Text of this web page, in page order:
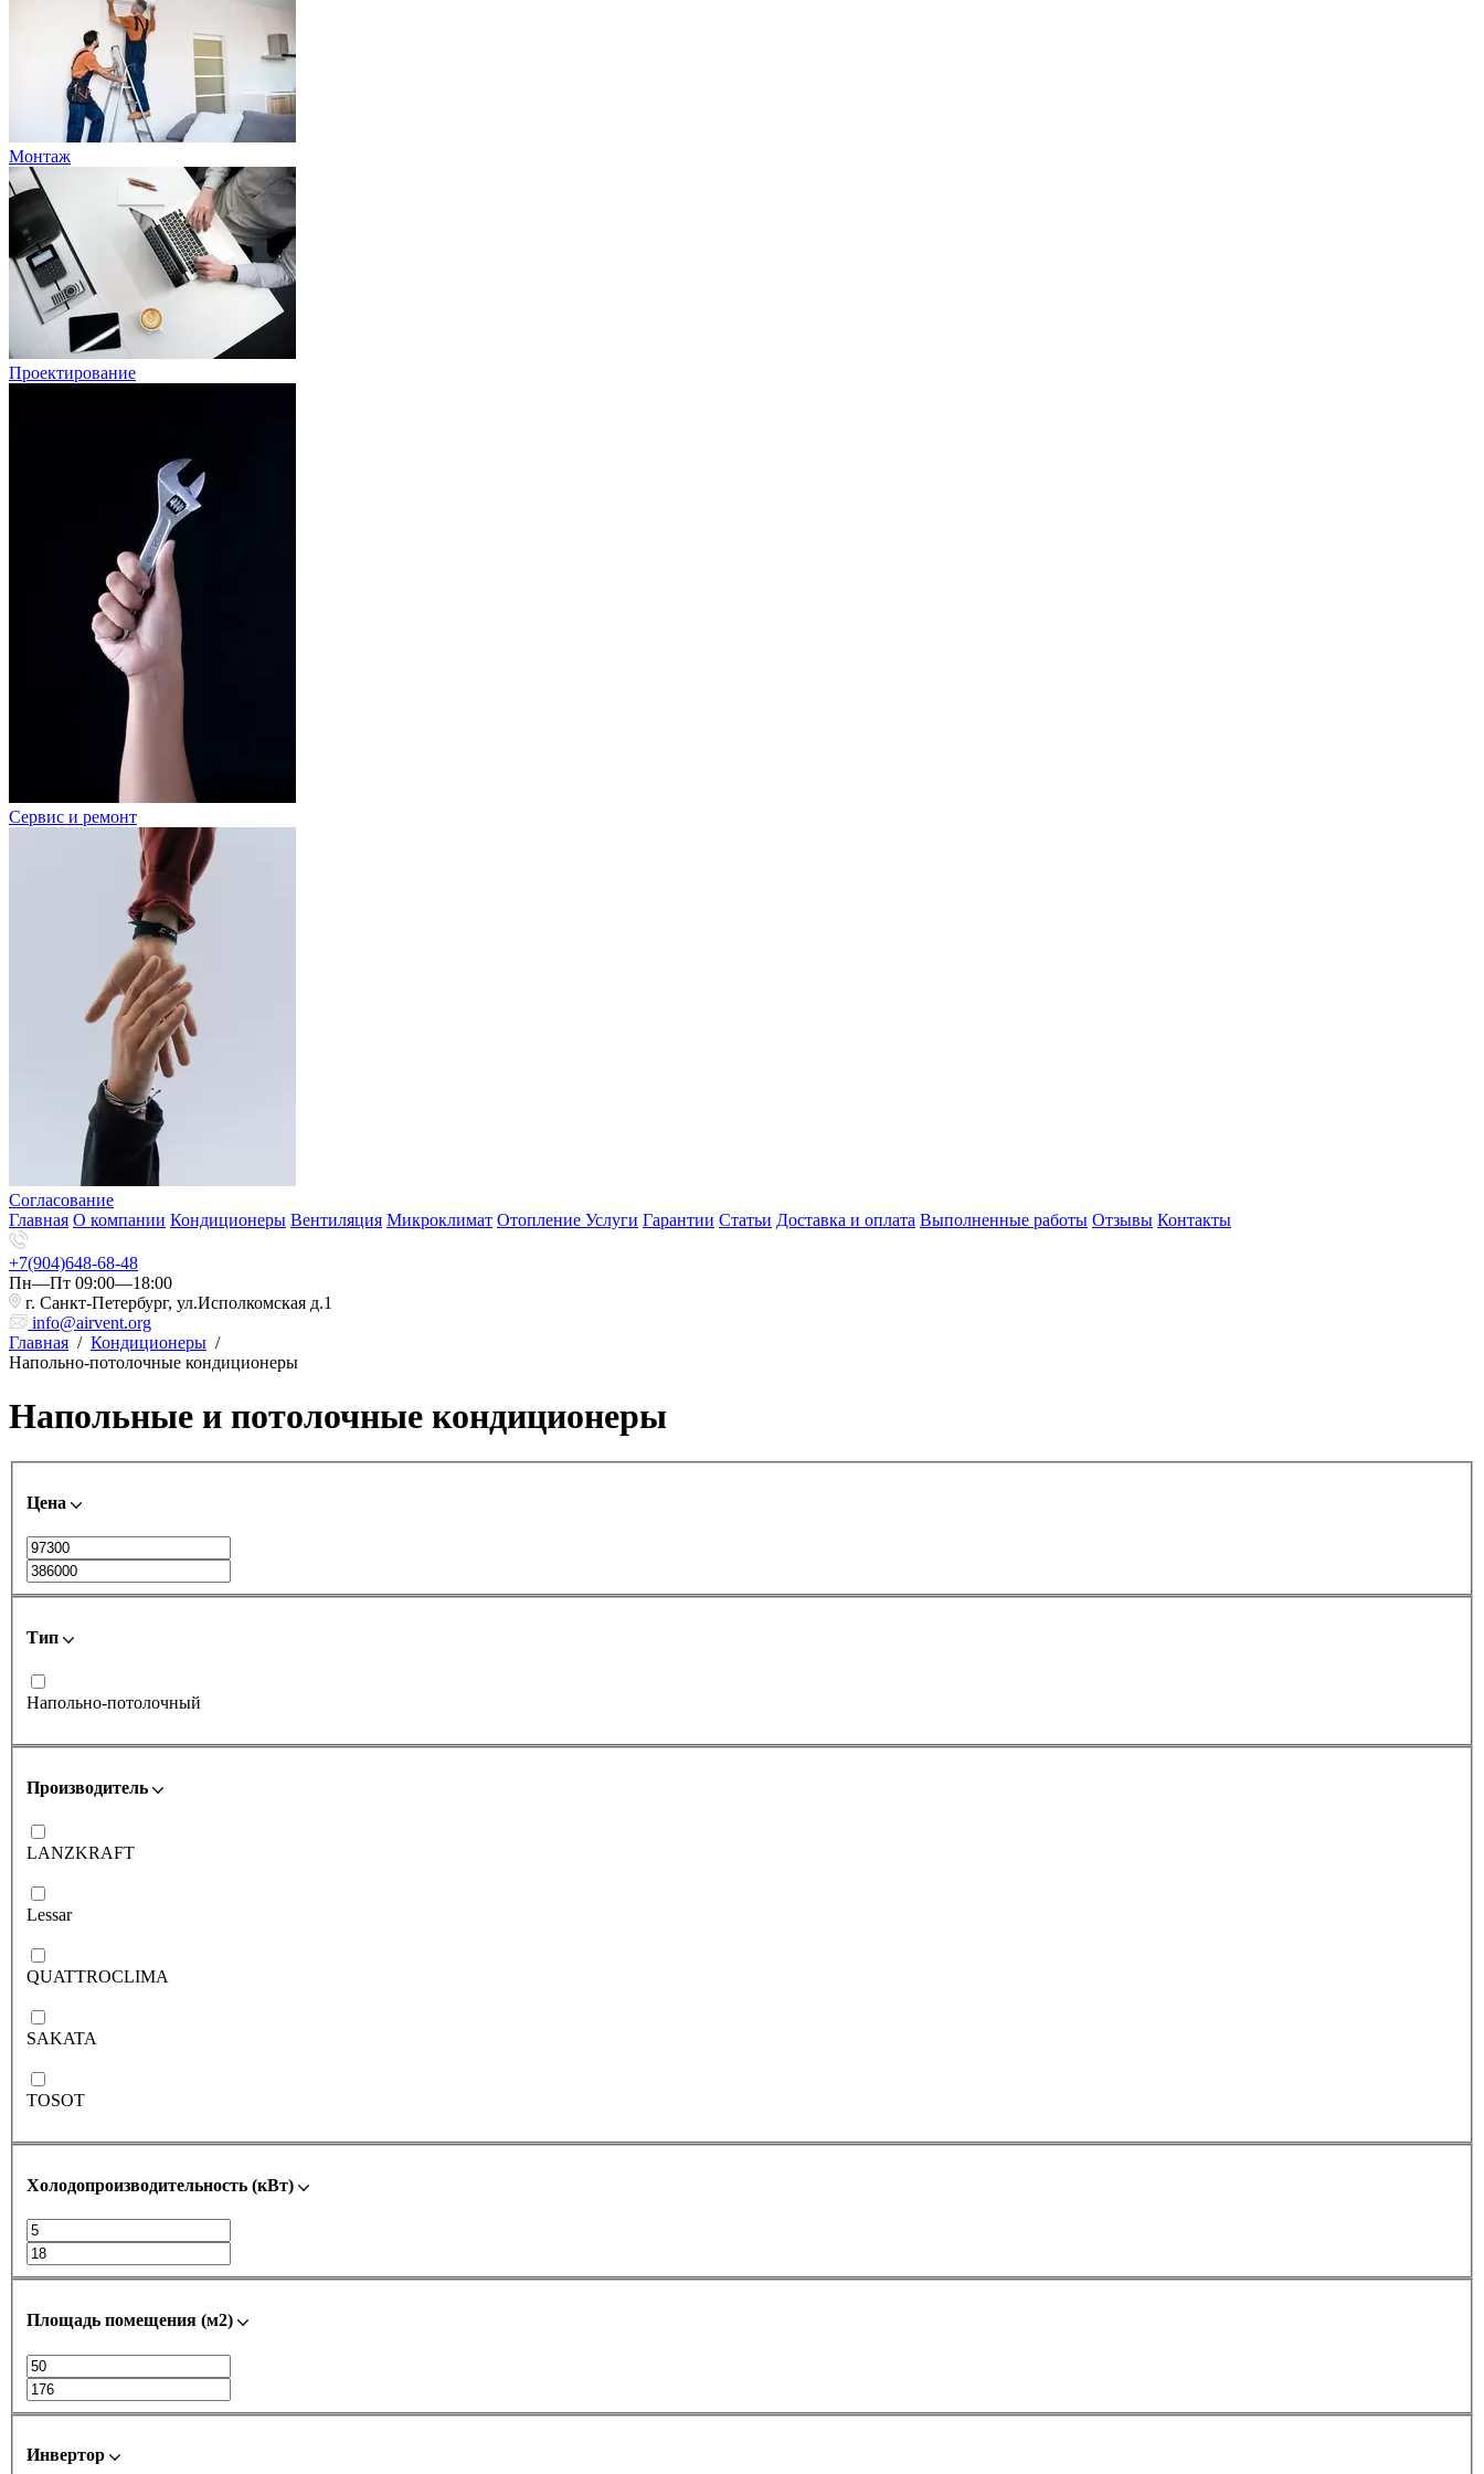
Монтаж
Проектирование
Сервис и ремонт
Согласование
Главная О компании Кондиционеры Вентиляция Микроклимат Отопление Услуги Гарантии Статьи Доставка и оплата Выполненные работы Отзывы Контакты
+7(904)648-68-48
Пн—Пт 09:00—18:00
г. Санкт-Петербург, ул.Исполкомская д.1
info@airvent.org
Главная / Кондиционеры /
Напольно-потолочные кондиционеры
Напольные и потолочные кондиционеры
Цена
Тип
Напольно-потолочный
Производитель
LANZKRAFT
Lessar
QUATTROCLIMA
SAKATA
TOSOT
Холодопроизводительность (кВт)
Площадь помещения (м2)
Инвертор